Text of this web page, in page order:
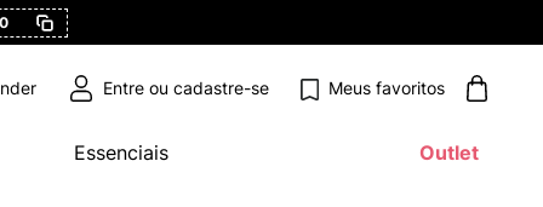
Meus favoritos
Essenciais Outlet